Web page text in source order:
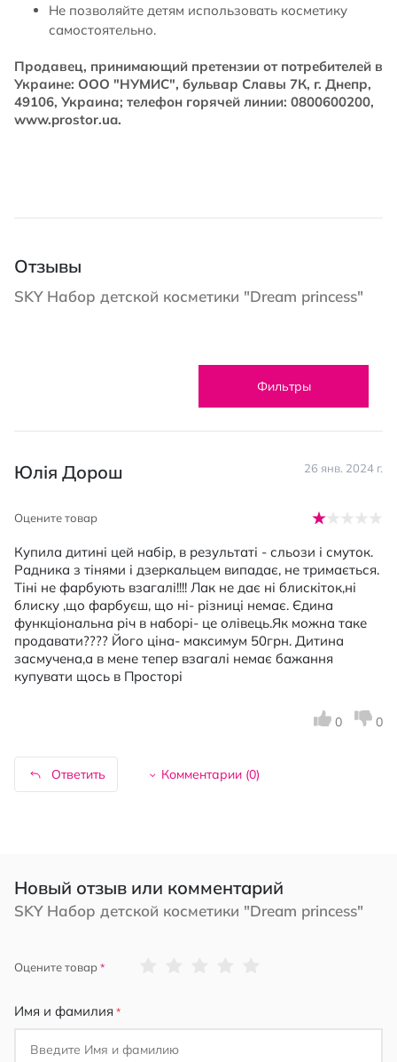
Не позволяйте детям использовать косметику
самостоятельно.
Продавец, принимающий претензии от потребителей в
Украине: ООО "НУМИС", бульвар Славы 7К, г. Днепр,
49106, Украина; телефон горячей линии: 0800600200,
www.prostor.ua.
Отзывы
SKY Набор детской косметики "Dream princess"
Фильтры
Юлія Дорош 26 янв. 2024 г.
Оцените товар
Купила дитині цей набір, в результаті - сльози і смуток.
Радника з тінями і дзеркальцем випадає, не тримається.
Тіні не фарбують взагалі!!!! Лак не дає ні блискіток,ні
блиску ,що фарбуєш, що ні- різниці немає. Єдина
функціональна річ в наборі- це олівець.Як можна таке
продавати???? Його ціна- максимум 50грн. Дитина
засмучена,а в мене тепер взагалі немає бажання
купувати щось в Просторі
Ответить Комментарии (0)
0 0
Новый отзыв или комментарий
SKY Набор детской косметики "Dream princess"
Оцените товар
Имя и фамилия